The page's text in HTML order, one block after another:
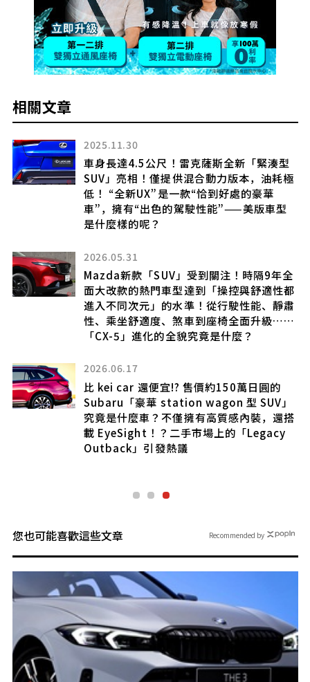
相關文章
2025.11.30
車身長達4.5公尺！雷克薩斯全新「緊湊型
SUV」亮相！僅提供混合動力版本，油耗極
低！ “全新UX”是一款“恰到好處的豪華
車”，擁有“出色的駕駛性能”——美版車型
是什麼樣的呢？
2026.05.31
Mazda新款「SUV」受到關注！時隔9年全
面大改款的熱門車型達到「操控與舒適性都
進入不同次元」的水準！從行駛性能、靜肅
性、乘坐舒適度、煞車到座椅全面升級……
「CX-5」進化的全貌究竟是什麼？
2026.06.17
比 kei car 還便宜!? 售價約150萬日圓的
Subaru「豪華 station wagon 型 SUV」
究竟是什麼車？不僅擁有高質感內裝，還搭
載 EyeSight！？二手市場上的「Legacy
Outback」引發熱議
您也可能喜歡這些文章 Recommended by